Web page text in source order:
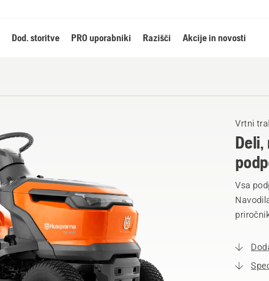
Dod. storitve PRO uporabniki Razišči Akcije in novosti
Vrtni
Vsa